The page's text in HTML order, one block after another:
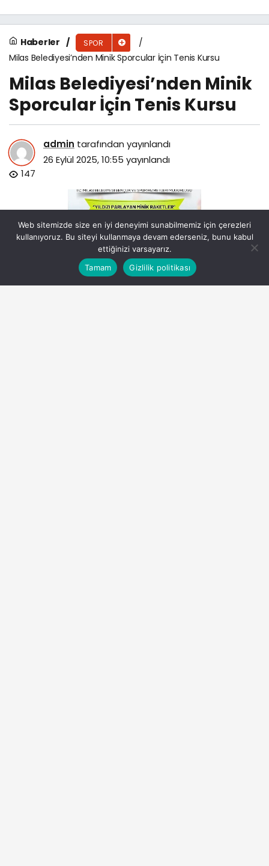
Haberler SPOR
Milas Belediyesi’nden Minik Sporcular İçin Tenis Kursu
Milas Belediyesi’nden Minik
Sporcular İçin Tenis Kursu
admin tarafından yayınlandı
26 Eylül 2025, 10:55 yayınlandı
147
Bu web sitesinde en iyi deneyimi yaşamanızı sağlamak
için çerezler kullanılmaktadır.
Akış Eczaneler
Web sitemizde size en iyi deneyimi sunabilmemiz için çerezleri
kullanıyoruz. Bu siteyi kullanmaya devam ederseniz, bunu kabul
ettiğinizi varsayarız.
Tamam
Gizlilik politikası